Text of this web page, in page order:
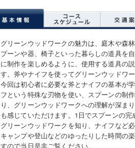
グリーンウッドワークの魅力は、庭木や森
プーンや器、椅子といった暮らしの道具を
に制作を楽しめるように、使用する道具の
す。斧やナイフを使ってグリーンウッドワ
今回は初心者に必要な斧とナイフの基本が
フという特殊な刃物を使い、スプーンの制
り、グリーンウッドワークへの理解が深ま
も感じていただけます。1日でスプーンの
グリーンウッドワークを知り、ナイフなど
キャンプや登山などのゆったりした時間の
すので当日是非ご覧ください。